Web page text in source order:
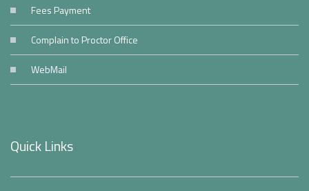
Fees Payment
Complain to Proctor Office
WebMail
Quick Links